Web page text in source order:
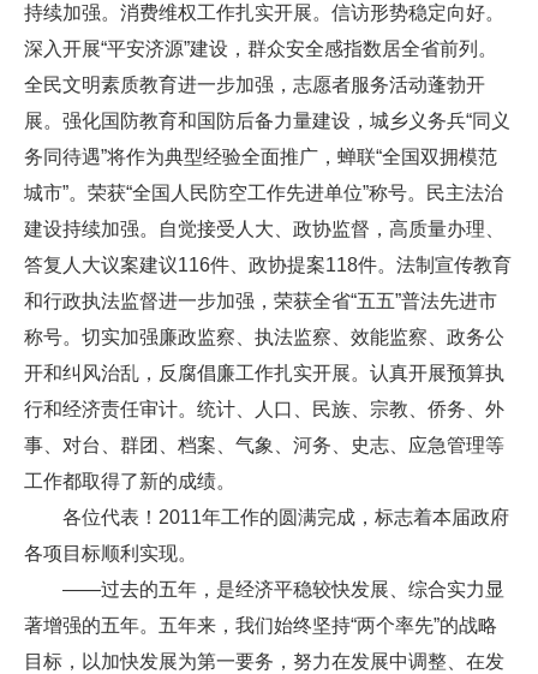
持续加强。消费维权工作扎实开展。信访形势稳定向好。
深入开展“平安济源”建设，群众安全感指数居全省前列。
全民文明素质教育进一步加强，志愿者服务活动蓬勃开
展。强化国防教育和国防后备力量建设，城乡义务兵“同义
务同待遇”将作为典型经验全面推广，蝉联“全国双拥模范
城市”。荣获“全国人民防空工作先进单位”称号。民主法治
建设持续加强。自觉接受人大、政协监督，高质量办理、
答复人大议案建议116件、政协提案118件。法制宣传教育
和行政执法监督进一步加强，荣获全省“五五”普法先进市
称号。切实加强廉政监察、执法监察、效能监察、政务公
开和纠风治乱，反腐倡廉工作扎实开展。认真开展预算执
行和经济责任审计。统计、人口、民族、宗教、侨务、外
事、对台、群团、档案、气象、河务、史志、应急管理等
工作都取得了新的成绩。
各位代表！2011年工作的圆满完成，标志着本届政府
各项目标顺利实现。
——过去的五年，是经济平稳较快发展、综合实力显
著增强的五年。五年来，我们始终坚持“两个率先”的战略
目标，以加快发展为第一要务，努力在发展中调整、在发